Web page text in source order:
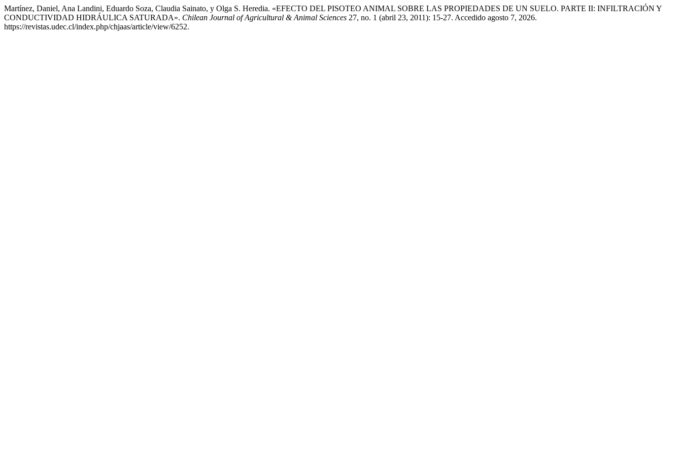
Martínez, Daniel, Ana Landini, Eduardo Soza, Claudia Sainato, y Olga S. Heredia. «EFECTO DEL PISOTEO ANIMAL SOBRE LAS PROPIEDADES DE UN SUELO. PARTE II: INFILTRACIÓN Y
CONDUCTIVIDAD HIDRÁULICA SATURADA». Chilean Journal of Agricultural & Animal Sciences 27, no. 1 (abril 23, 2011): 15-27. Accedido agosto 7, 2026.
https://revistas.udec.cl/index.php/chjaas/article/view/6252.